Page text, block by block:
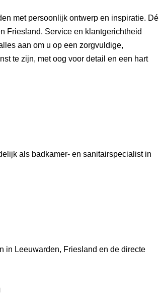
met persoonlijk ontwerp en inspiratie. Dé
Friesland. Service en klantgerichtheid
aan om u op een zorgvuldige,
te zijn, met oog voor detail en een hart
als badkamer- en sanitairspecialist in
in Leeuwarden, Friesland en de directe